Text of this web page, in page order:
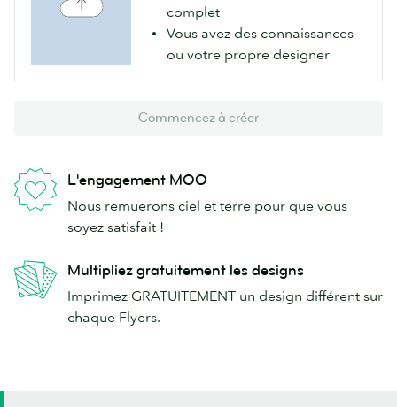
complet
Vous avez des connaissances
ou votre propre designer
Commencez à créer
L'engagement MOO
Nous remuerons ciel et terre pour que vous
soyez satisfait !
Multipliez gratuitement les designs
Imprimez GRATUITEMENT un design différent sur
chaque Flyers.